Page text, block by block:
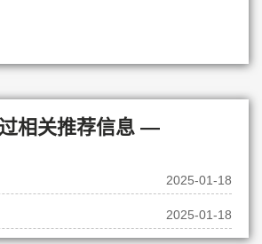
相关推荐信息 —
2025-01-18
2025-01-18